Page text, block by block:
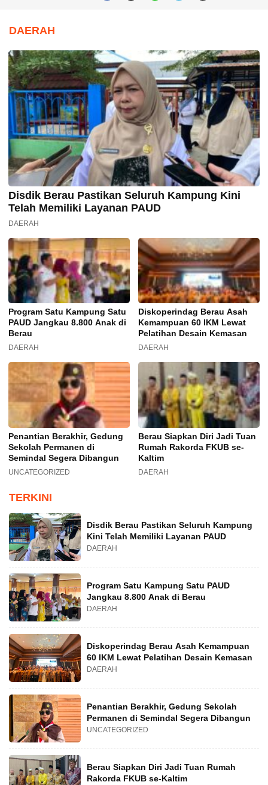
DAERAH
Disdik Berau Pastikan Seluruh Kampung Kini
Telah Memiliki Layanan PAUD
DAERAH
Program Satu Kampung Satu
PAUD Jangkau 8.800 Anak di
Berau
DAERAH
Diskoperindag Berau Asah
Kemampuan 60 IKM Lewat
Pelatihan Desain Kemasan
DAERAH
Penantian Berakhir, Gedung
Sekolah Permanen di
Semindal Segera Dibangun
UNCATEGORIZED
Berau Siapkan Diri Jadi Tuan
Rumah Rakorda FKUB se-
Kaltim
DAERAH
TERKINI
Disdik Berau Pastikan Seluruh Kampung
Kini Telah Memiliki Layanan PAUD
DAERAH
Program Satu Kampung Satu PAUD
Jangkau 8.800 Anak di Berau
DAERAH
Diskoperindag Berau Asah Kemampuan
60 IKM Lewat Pelatihan Desain Kemasan
DAERAH
Penantian Berakhir, Gedung Sekolah
Permanen di Semindal Segera Dibangun
UNCATEGORIZED
Berau Siapkan Diri Jadi Tuan Rumah
Rakorda FKUB se-Kaltim